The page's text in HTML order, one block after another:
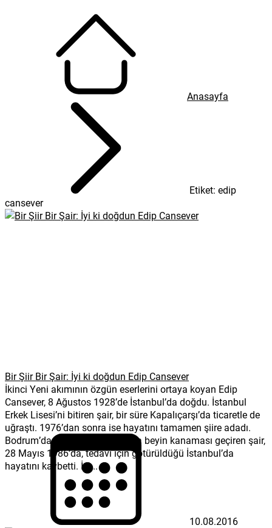
Anasayfa
Etiket: edip
cansever
Bir Şiir Bir Şair: İyi ki doğdun Edip Cansever
İkinci Yeni akımının özgün eserlerini ortaya koyan Edip
Cansever, 8 Ağustos 1928’de İstanbul’da doğdu. İstanbul
Erkek Lisesi’ni bitiren şair, bir süre Kapalıçarşı’da ticaretle de
uğraştı. 1976’dan sonra ise hayatını tamamen şiire adadı.
Bodrum’da tatilde olduğu sırada beyin kanaması geçiren şair,
28 Mayıs 1986’da, tedavi için götürüldüğü İstanbul’da
hayatını kaybetti. İyi...
10.08.2016